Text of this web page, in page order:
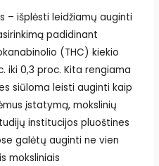
– išplėsti leidžiamų auginti
padidinant
(THC) kiekio
iki 0,3 proc. Kita rengiama
siūloma leisti auginti kaip
įstatymą, mokslinių
institucijos pluoštines
galėtų auginti ne vien
moksliniais